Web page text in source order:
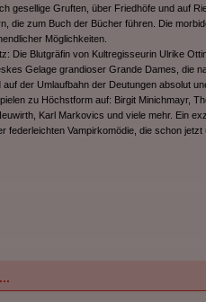
gesellige Gruften, über Friedhöfe und auf
die zum Buch der Bücher führen. Die
Möglichkeiten.
Die Blutgräfin von Kultregisseurin Ulrike
Gelage grandioser Grande Dames, die
der Umlaufbahn der Deutungen absolut
zu Höchstform auf: Birgit Minichmayr,
Karl Markovics und viele mehr. Ein
federleichten Vampirkomödie, die schon jetzt